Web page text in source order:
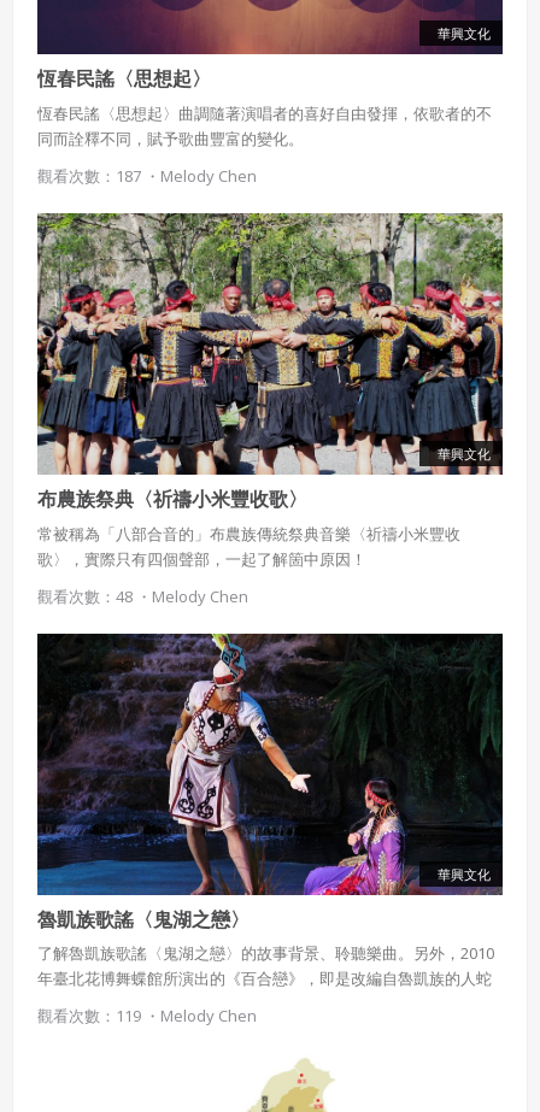
華興文化
恆春民謠〈思想起〉
恆春民謠〈思想起〉曲調隨著演唱者的喜好自由發揮，依歌者的不
同而詮釋不同，賦予歌曲豐富的變化。
觀看次數：187 ・ Melody Chen
華興文化
布農族祭典〈祈禱小米豐收歌〉
常被稱為「八部合音的」布農族傳統祭典音樂〈祈禱小米豐收
歌〉，實際只有四個聲部，一起了解箇中原因！
觀看次數：48 ・ Melody Chen
華興文化
魯凱族歌謠〈鬼湖之戀〉
了解魯凱族歌謠〈鬼湖之戀〉的故事背景、聆聽樂曲。另外，2010
年臺北花博舞蝶館所演出的《百合戀》，即是改編自魯凱族的人蛇
戀神話。
觀看次數：119 ・ Melody Chen